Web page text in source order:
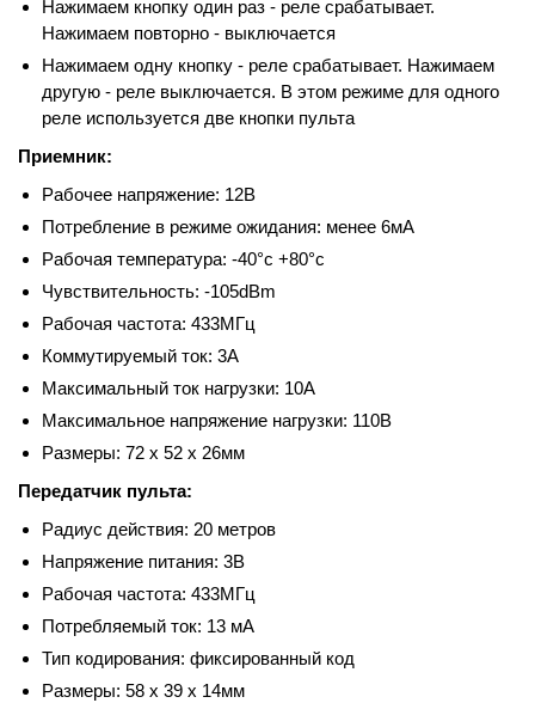
Нажимаем кнопку один раз - реле срабатывает.
Нажимаем повторно - выключается
Нажимаем одну кнопку - реле срабатывает. Нажимаем
другую - реле выключается. В этом режиме для одного
реле используется две кнопки пульта
Приемник:
Рабочее напряжение: 12В
Потребление в режиме ожидания: менее 6мА
Рабочая температура: -40°c +80°c
Чувствительность: -105dBm
Рабочая частота: 433МГц
Коммутируемый ток: 3A
Максимальный ток нагрузки: 10A
Максимальное напряжение нагрузки: 110В
Размеры: 72 x 52 x 26мм
Передатчик пульта:
Радиус действия: 20 метров
Напряжение питания: 3В
Рабочая частота: 433МГц
Потребляемый ток: 13 мА
Тип кодирования: фиксированный код
Размеры: 58 x 39 x 14мм